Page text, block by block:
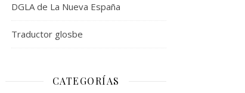
DGLA de La Nueva España
Traductor glosbe
CATEGORÍAS